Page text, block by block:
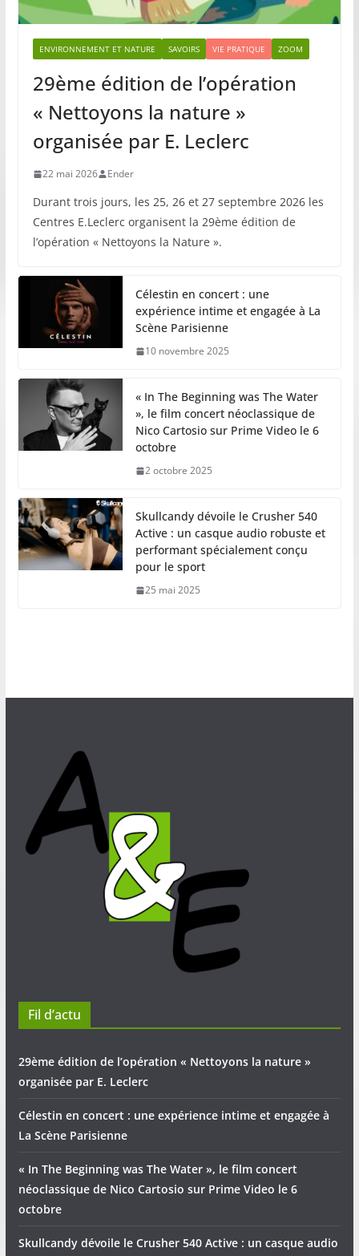
ENVIRONNEMENT ET NATURE SAVOIRS VIE PRATIQUE ZOOM
29ème édition de l’opération
« Nettoyons la nature »
organisée par E. Leclerc
22 mai 2026 Ender
Durant trois jours, les 25, 26 et 27 septembre 2026 les
Centres E.Leclerc organisent la 29ème édition de
l’opération « Nettoyons la Nature ».
Célestin en concert : une
expérience intime et engagée à La
Scène Parisienne
10 novembre 2025
« In The Beginning was The Water
», le film concert néoclassique de
Nico Cartosio sur Prime Video le 6
octobre
2 octobre 2025
Skullcandy dévoile le Crusher 540
Active : un casque audio robuste et
performant spécialement conçu
pour le sport
25 mai 2025
Fil d’actu
29ème édition de l’opération « Nettoyons la nature »
organisée par E. Leclerc
Célestin en concert : une expérience intime et engagée à
La Scène Parisienne
« In The Beginning was The Water », le film concert
néoclassique de Nico Cartosio sur Prime Video le 6
octobre
Skullcandy dévoile le Crusher 540 Active : un casque audio